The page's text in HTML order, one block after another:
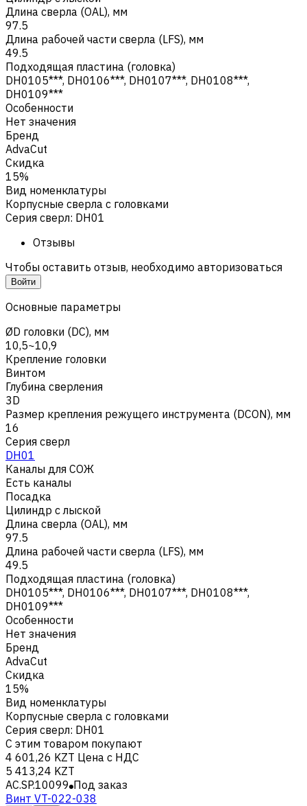
Длина сверла (OAL), мм
97.5
Длина рабочей части сверла (LFS), мм
49.5
Подходящая пластина (головка)
DH0105***, DH0106***, DH0107***, DH0108***,
DH0109***
Особенности
Нет значения
Бренд
AdvaCut
Скидка
15%
Вид номенклатуры
Корпусные сверла с головками
Серия сверл: DH01
Отзывы
Чтобы оставить отзыв, необходимо авторизоваться
Войти
Основные параметры
ØD головки (DC), мм
10,5~10,9
Крепление головки
Винтом
Глубина сверления
3D
Размер крепления режущего инструмента (DCON), мм
16
Серия сверл
DH01
Каналы для СОЖ
Есть каналы
Посадка
Цилиндр с лыской
Длина сверла (OAL), мм
97.5
Длина рабочей части сверла (LFS), мм
49.5
Подходящая пластина (головка)
DH0105***, DH0106***, DH0107***, DH0108***,
DH0109***
Особенности
Нет значения
Бренд
AdvaCut
Скидка
15%
Вид номенклатуры
Корпусные сверла с головками
Серия сверл: DH01
С этим товаром покупают
4 601,26 KZT Цена с НДС
5 413,24 KZT
AC.SP.10099 Под заказ
Винт VT-022-038